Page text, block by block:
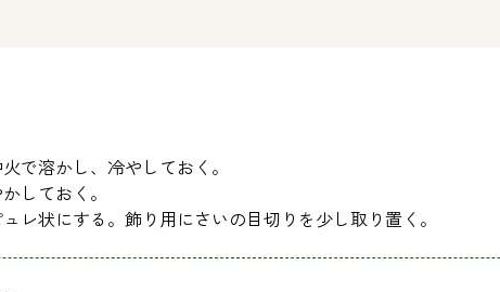
で溶かし、冷やしておく。
しておく。
レ状にする。飾り用にさいの目切りを少し取り置く。